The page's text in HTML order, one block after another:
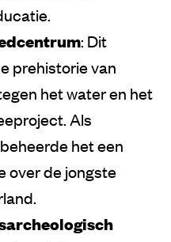
: Dit
prehistorie van
het water en het
Als
het een
over de jongste